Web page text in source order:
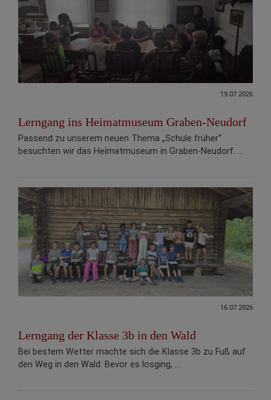
19.07.2026
Lerngang ins Heimatmuseum Graben-Neudorf
Passend zu unserem neuen Thema „Schule früher“
besuchten wir das Heimatmuseum in Graben-Neudorf. ...
16.07.2026
Lerngang der Klasse 3b in den Wald
Bei bestem Wetter machte sich die Klasse 3b zu Fuß auf
den Weg in den Wald. Bevor es losging, ...